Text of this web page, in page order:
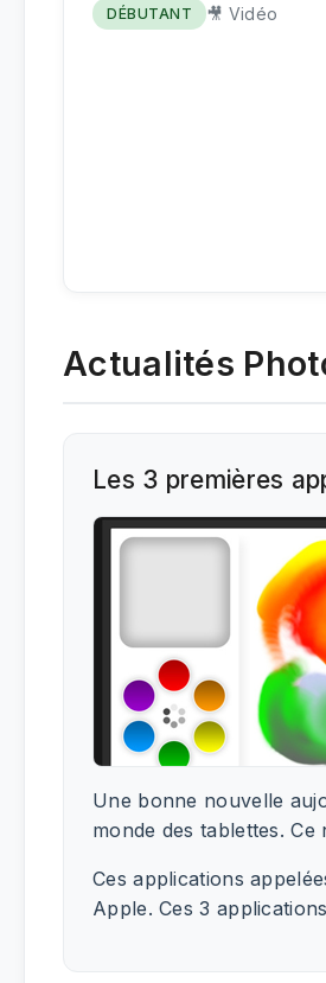
DÉBUTANT 🎥 Vidéo
Actualités
Les 3 premières
Une bonne nouvelle
monde des tablettes.
Ces applications
Apple. Ces 3